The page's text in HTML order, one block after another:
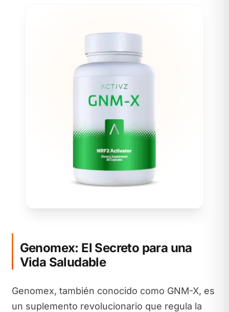
Genomex: El Secreto para una
Vida Saludable
Genomex, también conocido como GNM-X, es
un suplemento revolucionario que regula la